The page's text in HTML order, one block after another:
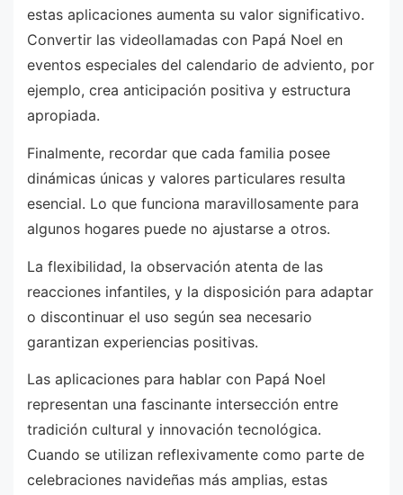
estas aplicaciones aumenta su valor significativo.
Convertir las videollamadas con Papá Noel en
eventos especiales del calendario de adviento, por
ejemplo, crea anticipación positiva y estructura
apropiada.
Finalmente, recordar que cada familia posee
dinámicas únicas y valores particulares resulta
esencial. Lo que funciona maravillosamente para
algunos hogares puede no ajustarse a otros.
La flexibilidad, la observación atenta de las
reacciones infantiles, y la disposición para adaptar
o discontinuar el uso según sea necesario
garantizan experiencias positivas.
Las aplicaciones para hablar con Papá Noel
representan una fascinante intersección entre
tradición cultural y innovación tecnológica.
Cuando se utilizan reflexivamente como parte de
celebraciones navideñas más amplias, estas